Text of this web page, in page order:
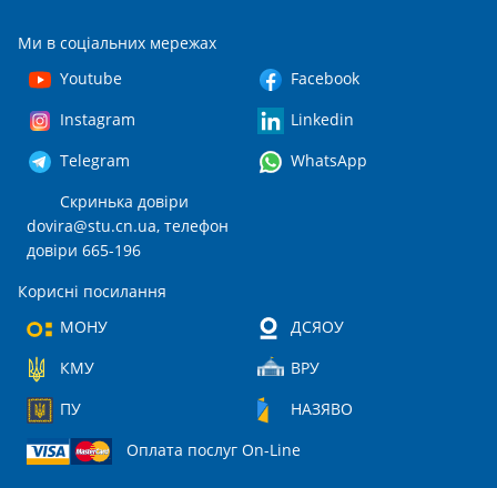
Ми в соціальних мережах
Youtube
Facebook
Instagram
Linkedin
Telegram
WhatsApp
Скринька довіри
dovira@stu.cn.ua, телефон
довіри 665-196
Корисні посилання
МОНУ
ДСЯОУ
КМУ
ВРУ
ПУ
НАЗЯВО
Оплата послуг On-Line